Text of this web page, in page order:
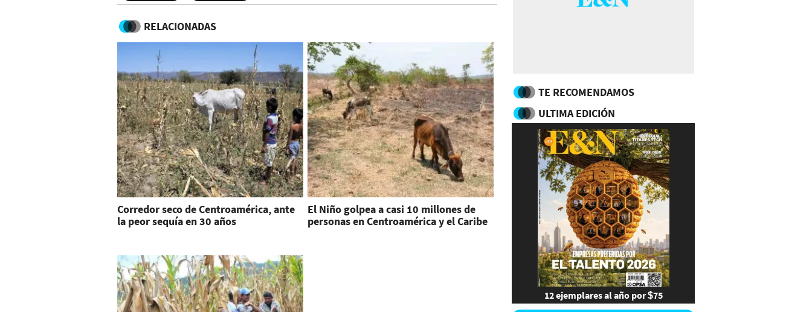
RELACIONADAS
Corredor seco de Centroamérica, ante
la peor sequía en 30 años
El Niño golpea a casi 10 millones de
personas en Centroamérica y el Caribe
TE RECOMENDAMOS
ULTIMA EDICIÓN
12 ejemplares al año por $75